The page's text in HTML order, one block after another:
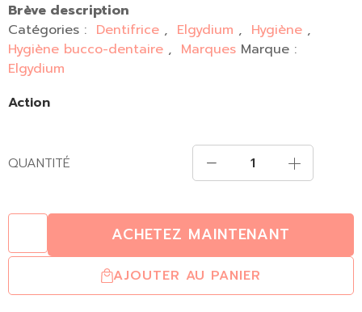
Brève description
Catégories : Dentifrice , Elgydium , Hygiène ,
Hygiène bucco-dentaire , Marques Marque :
Elgydium
Action
QUANTITÉ
AJOUTER AU PANIER
ACHETEZ MAINTENANT